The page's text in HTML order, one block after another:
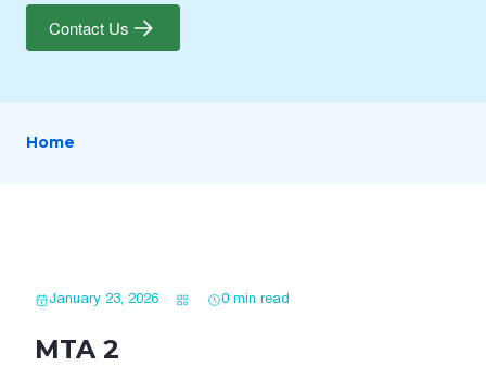
Contact Us
Home
January 23, 2026 0 min read
MTA 2